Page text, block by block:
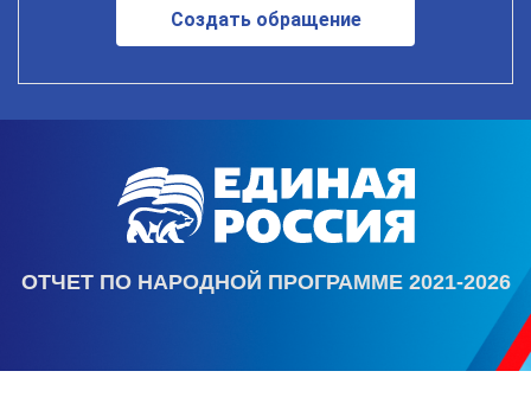
Создать обращение
ОТЧЕТ ПО НАРОДНОЙ ПРОГРАММЕ 2021-2026